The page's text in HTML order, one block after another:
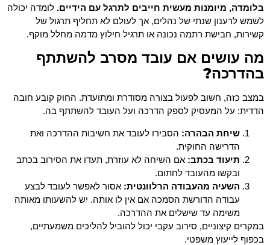
בלומדה, מיומנות מעשית חייבים לתרגל עם הידיים. לומדה יכולה
לשמש לרענון שנתי של נהלים, אך לעולם לא תחליף תרגול של
קשירות, חבישת רתמה נכונה או תרגיל חילוץ מדמה מחלל מוקף.
מה עושים אם עובד מסרב להשתתף
בהדרכה?
במצב כזה, חשוב לפעול בצורה מסודרת ומתועדת. החוק קובע חובה
הדדית: על המעסיק לספק הדרכה ועל העובד להשתתף בה.
שיחת הבהרה: הסבירו לעובד את חשיבות ההדרכה ואת
הדרישה החוקית.
תיעוד בכתב: אם השיחה לא עוזרת, תעדו את הסירוב בכתב
ובקשו מהעובד לחתום.
השעיה מהעבודה הרלוונטית: אסור לאפשר לעובד לבצע
עבודה הדורשת הסמכה אם אין לו אותה. יש להשעותו מאותה
משימה עד שישלים את ההדרכה.
במקרים קיצוניים, סירוב עקבי יכול להוביל להליכים משמעתיים,
בכפוף לייעוץ משפטי.